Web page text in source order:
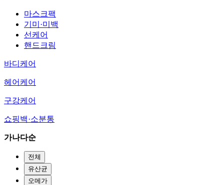
마스크팩
기미·미백
선케어
핸드크림
바디케어
헤어케어
구강케어
쇼핑백·소분통
가나다순
전체
유산균
오메가